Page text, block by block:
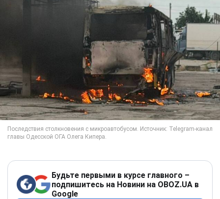
Будьте первыми в курсе главного –
подпишитесь на Новини на OBOZ.UA в
Google